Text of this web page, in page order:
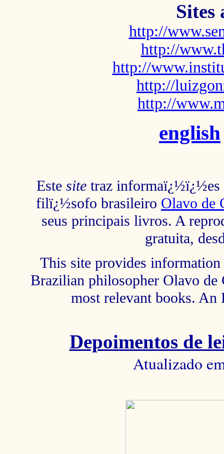
Sites
http://
http://
http://
http://
http://
english
Este site traz informaï¿½ï¿½es
filï¿½sofo brasileiro Olavo de
seus principais livros. A
gratuita,
This site provides
Brazilian philosopher Olavo de
most relevant books.
Depoimentos de
Atualizado